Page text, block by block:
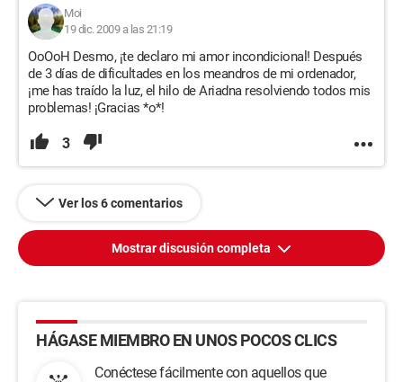
Moi
19 dic. 2009 a las 21:19
OoOoH Desmo, ¡te declaro mi amor incondicional! Después
de 3 días de dificultades en los meandros de mi ordenador,
¡me has traído la luz, el hilo de Ariadna resolviendo todos mis
problemas! ¡Gracias *o*!
3
Ver los 6 comentarios
Mostrar discusión completa
HÁGASE MIEMBRO EN UNOS POCOS CLICS
Conéctese fácilmente con aquellos que